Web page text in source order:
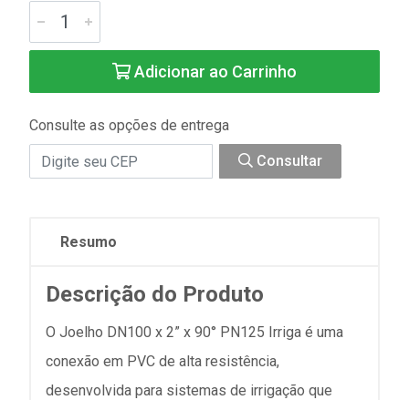
Adicionar ao Carrinho
Consulte as opções de entrega
Consultar
Resumo
Descrição do Produto
O Joelho DN100 x 2” x 90° PN125 Irriga é uma
conexão em PVC de alta resistência,
desenvolvida para sistemas de irrigação que